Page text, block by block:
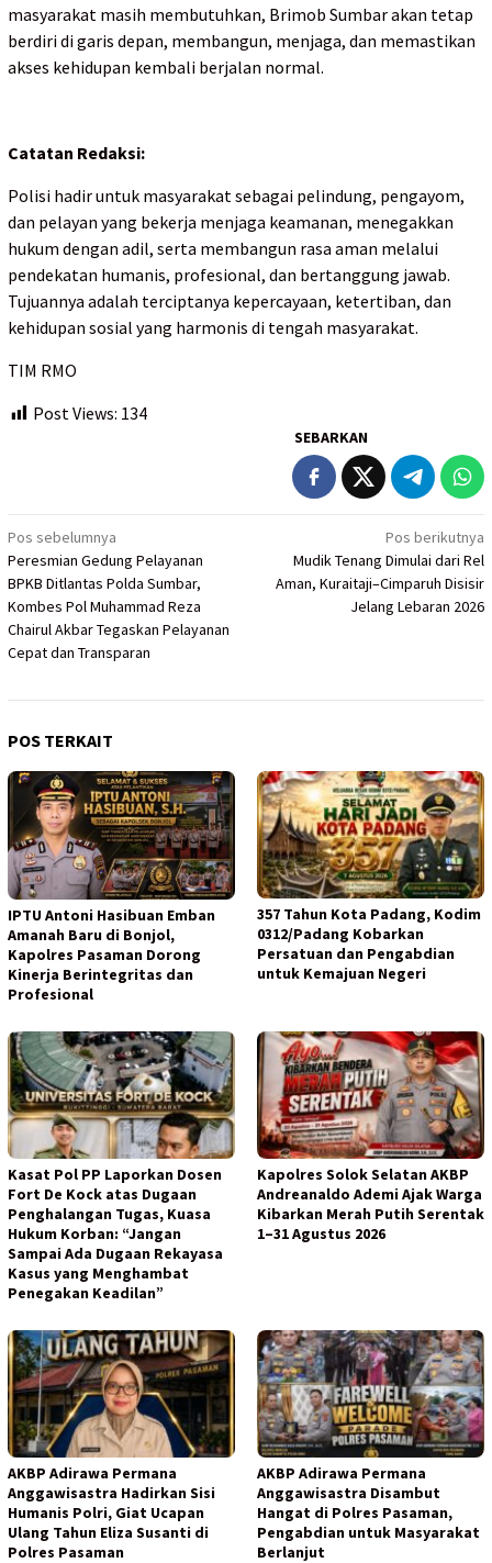
masyarakat masih membutuhkan, Brimob Sumbar akan tetap
berdiri di garis depan, membangun, menjaga, dan memastikan
akses kehidupan kembali berjalan normal.
Catatan Redaksi:
Polisi hadir untuk masyarakat sebagai pelindung, pengayom,
dan pelayan yang bekerja menjaga keamanan, menegakkan
hukum dengan adil, serta membangun rasa aman melalui
pendekatan humanis, profesional, dan bertanggung jawab.
Tujuannya adalah terciptanya kepercayaan, ketertiban, dan
kehidupan sosial yang harmonis di tengah masyarakat.
TIM RMO
Post Views: 134
SEBARKAN
Navigasi
pos
Pos sebelumnya
Peresmian Gedung Pelayanan
BPKB Ditlantas Polda Sumbar,
Kombes Pol Muhammad Reza
Chairul Akbar Tegaskan Pelayanan
Cepat dan Transparan
Pos berikutnya
Mudik Tenang Dimulai dari Rel
Aman, Kuraitaji–Cimparuh Disisir
Jelang Lebaran 2026
POS TERKAIT
IPTU Antoni Hasibuan Emban
Amanah Baru di Bonjol,
Kapolres Pasaman Dorong
Kinerja Berintegritas dan
Profesional
357 Tahun Kota Padang, Kodim
0312/Padang Kobarkan
Persatuan dan Pengabdian
untuk Kemajuan Negeri
Kasat Pol PP Laporkan Dosen
Fort De Kock atas Dugaan
Penghalangan Tugas, Kuasa
Hukum Korban: “Jangan
Sampai Ada Dugaan Rekayasa
Kasus yang Menghambat
Penegakan Keadilan”
Kapolres Solok Selatan AKBP
Andreanaldo Ademi Ajak Warga
Kibarkan Merah Putih Serentak
1–31 Agustus 2026
AKBP Adirawa Permana
Anggawisastra Hadirkan Sisi
Humanis Polri, Giat Ucapan
Ulang Tahun Eliza Susanti di
Polres Pasaman
AKBP Adirawa Permana
Anggawisastra Disambut
Hangat di Polres Pasaman,
Pengabdian untuk Masyarakat
Berlanjut